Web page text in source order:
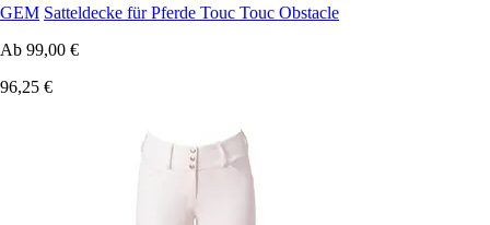
GEM Satteldecke für Pferde Touc Touc Obstacle
Ab 99,00 €
96,25 €